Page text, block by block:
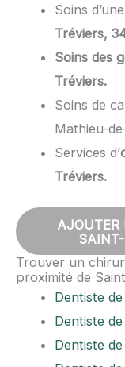
Soins d’une
Tréviers,
Soins des
Tréviers.
Soins de
Mathieu-
Services d’
Tréviers.
AJOUTER
Trouver un
proximité de
Dentiste
Dentiste
Dentiste